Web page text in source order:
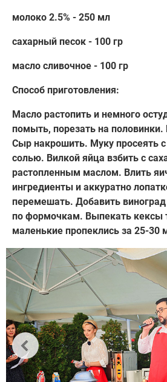
молоко 2.5% - 250 мл
сахарный песок - 100 гр
масло сливочное - 100 гр
Способ приготовления:
Масло растопить и немного
помыть, порезать на половинки.
Сыр накрошить. Муку просеять
солью. Вилкой яйца взбить с
растопленным маслом. Влить
ингредиенты и аккуратно
перемешать. Добавить
по формочкам. Выпекать кексы
маленькие пропеклись за 25-30